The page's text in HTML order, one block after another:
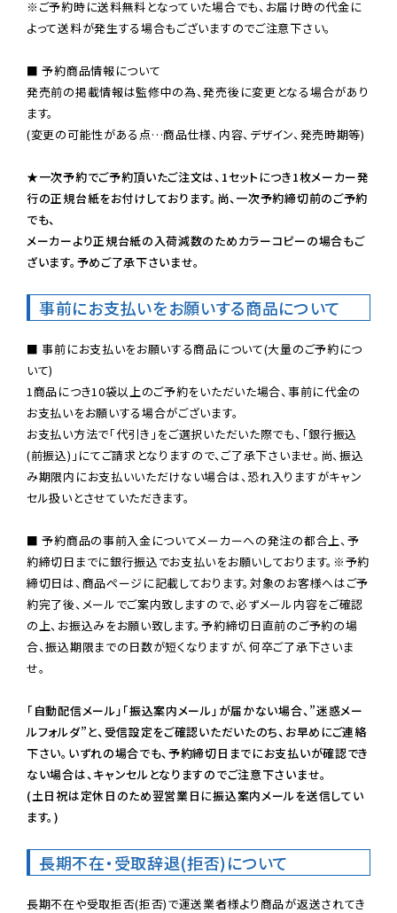
※ご予約時に送料無料となっていた場合でも、お届け時の代金に
よって送料が発生する場合もございますのでご注意下さい。
■ 予約商品情報について
発売前の掲載情報は監修中の為、発売後に変更となる場合があり
ます。
(変更の可能性がある点…商品仕様、内容、デザイン、発売時期等)
★一次予約でご予約頂いたご注文は、1セットにつき1枚メーカー発
行の正規台紙をお付けしております。尚、一次予約締切前のご予約
でも、
メーカーより正規台紙の入荷減数のためカラーコピーの場合もご
ざいます。予めご了承下さいませ。
事前にお支払いをお願いする商品について
■ 事前にお支払いをお願いする商品について(大量のご予約につ
いて)
1商品につき10袋以上のご予約をいただいた場合、事前に代金の
お支払いをお願いする場合がございます。
お支払い方法で「代引き」をご選択いただいた際でも、「銀行振込
(前振込)」にてご請求となりますので、ご了承下さいませ。尚、振込
み期限内にお支払いいただけない場合は、恐れ入りますがキャン
セル扱いとさせていただきます。
■ 予約商品の事前入金についてメーカーへの発注の都合上、予
約締切日までに銀行振込でお支払いをお願いしております。※予約
締切日は、商品ページに記載しております。対象のお客様へはご予
約完了後、メールでご案内致しますので、必ずメール内容をご確認
の上、お振込みをお願い致します。予約締切日直前のご予約の場
合、振込期限までの日数が短くなりますが、何卒ご了承下さいま
せ。
「自動配信メール」「振込案内メール」が届かない場合、”迷惑メー
ルフォルダ”と、受信設定をご確認いただいたのち、お早めにご連絡
下さい。いずれの場合でも、予約締切日までにお支払いが確認でき
ない場合は、キャンセルとなりますのでご注意下さいませ。
(土日祝は定休日のため翌営業日に振込案内メールを送信してい
ます。)
長期不在・受取辞退(拒否)について
長期不在や受取拒否(拒否)で運送業者様より商品が返送されてき